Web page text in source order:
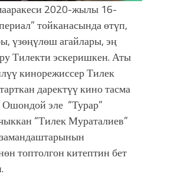
2020-жылы 16-
тойканасында өтүп,
үзөңүлөш агайлары, эң
Тилекти эскеришкен. Аты
кинорежиссер Тилек
даректүү кино тасма
Ошондой эле “Турар”
“Тилек Мураталиев”
топтолгон китептин бет